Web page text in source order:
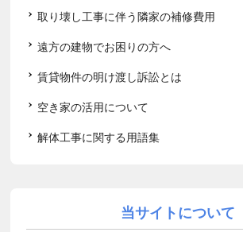
取り壊し工事に伴う隣家の補修費用
遠方の建物でお困りの方へ
賃貸物件の明け渡し訴訟とは
空き家の活用について
解体工事に関する用語集
当サイトについて